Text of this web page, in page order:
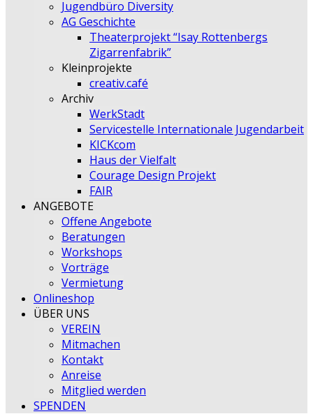
Jugendbüro Diversity
AG Geschichte
Theaterprojekt “Isay Rottenbergs
Zigarrenfabrik”
Kleinprojekte
creativ.café
Archiv
WerkStadt
Servicestelle Internationale Jugendarbeit
KICKcom
Haus der Vielfalt
Courage Design Projekt
FAIR
ANGEBOTE
Offene Angebote
Beratungen
Workshops
Vorträge
Vermietung
Onlineshop
ÜBER UNS
VEREIN
Mitmachen
Kontakt
Anreise
Mitglied werden
SPENDEN